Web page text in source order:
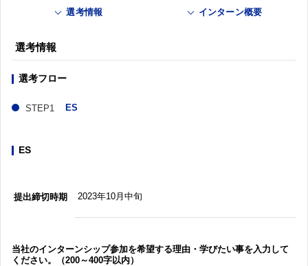
選考情報 インターン概要
選考情報
選考フロー
ES
ES
提出締切時期 2023年10月中旬
当社のインターンシップ参加を希望する理由・学びたい事を入力して
ください。（200～400字以内）